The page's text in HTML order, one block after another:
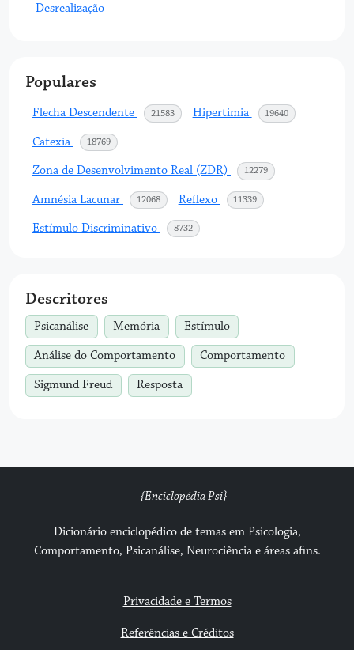
Desrealização
Populares
Flecha Descendente 21583acessosHipertimia 19640acessos
Catexia 18769acessos
Zona de Desenvolvimento Real (ZDR) 12279acessos
Amnésia Lacunar 12068acessosReflexo 11339acessos
Estímulo Discriminativo 8732acessos
Descritores
Psicanálise Memória
Estímulo
Análise do Comportamento
Comportamento
Sigmund Freud
Resposta
{Enciclopédia Psi}
Dicionário enciclopédico de temas em Psicologia,
Comportamento, Psicanálise, Neurociência e áreas afins.
Privacidade e Termos
Referências e Créditos